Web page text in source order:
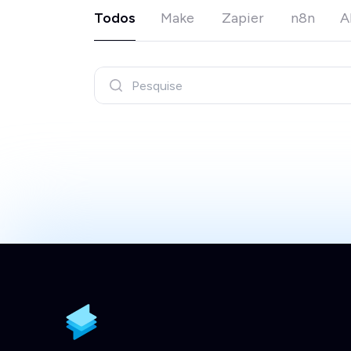
Todos Make Zapier n8n